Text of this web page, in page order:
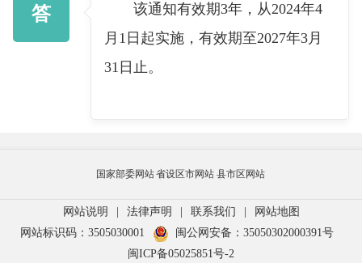
答
该通知有效期3年，从2024年4
月1日起实施，有效期至2027年3月
31日止。
国家部委网站省设区市网站 县市区网站
网站说明 | 法律声明 | 联系我们 |
网站地图
网站标识码：3505030001
闽公网安备：35050302000391号
闽ICP备05025851号-2